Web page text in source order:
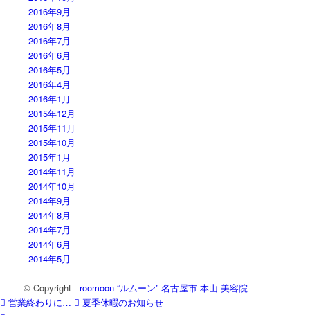
2016年9月
2016年8月
2016年7月
2016年6月
2016年5月
2016年4月
2016年1月
2015年12月
2015年11月
2015年10月
2015年1月
2014年11月
2014年10月
2014年9月
2014年8月
2014年7月
2014年6月
2014年5月
© Copyright - roomoon “ルムーン” 名古屋市 本山 美容院
営業終わりに…
夏季休暇のお知らせ